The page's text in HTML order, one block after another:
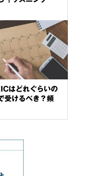
はどれぐらいの
受けるべき？頻